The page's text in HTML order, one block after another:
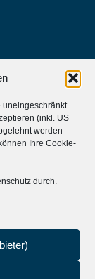
uneingeschränkt
(inkl. US
werden
Ihre Cookie-
durch.